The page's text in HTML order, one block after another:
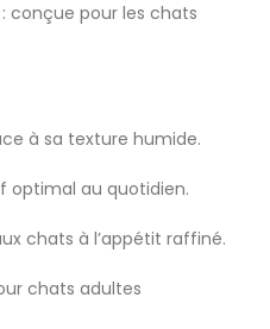
: conçue pour les chats
à sa texture humide.
optimal au quotidien.
chats à l’appétit raffiné.
chats adultes